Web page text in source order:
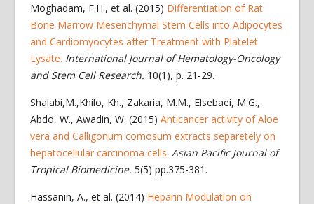
Moghadam, F.H., et al. (2015) Differentiation of Rat
Bone Marrow Mesenchymal Stem Cells into Adipocytes
and Cardiomyocytes after Treatment with Platelet
Lysate. International Journal of Hematology-Oncology
and Stem Cell Research. 10(1), p. 21-29.
Shalabi,M.,Khilo, Kh., Zakaria, M.M., Elsebaei, M.G.,
Abdo, W., Awadin, W. (2015) Anticancer activity of Aloe
vera and Calligonum comosum extracts separetely on
hepatocellular carcinoma cells. Asian Pacific Journal of
Tropical Biomedicine. 5(5) pp.375-381.
Hassanin, A., et al. (2014) Heparin Modulation on